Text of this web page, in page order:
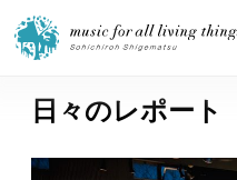
ホーム
日々のレポート